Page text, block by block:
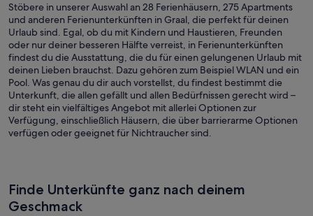
Stöbere in unserer Auswahl an 28 Ferienhäusern, 275 Apartments
und anderen Ferienunterkünften in Graal, die perfekt für deinen
Urlaub sind. Egal, ob du mit Kindern und Haustieren, Freunden
oder nur deiner besseren Hälfte verreist, in Ferienunterkünften
findest du die Ausstattung, die du für einen gelungenen Urlaub mit
deinen Lieben brauchst. Dazu gehören zum Beispiel WLAN und ein
Pool. Was genau du dir auch vorstellst, du findest bestimmt die
Unterkunft, die allen gefällt und allen Bedürfnissen gerecht wird –
dir steht ein vielfältiges Angebot mit allerlei Optionen zur
Verfügung, einschließlich Häusern, die über barrierarme Optionen
verfügen oder geeignet für Nichtraucher sind.
Finde Unterkünfte ganz nach deinem
Geschmack